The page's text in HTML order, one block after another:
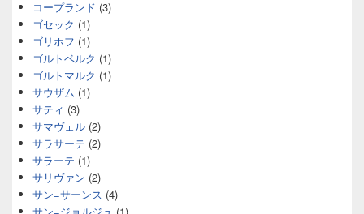
コープランド (3)
ゴセック (1)
ゴリホフ (1)
ゴルトベルク (1)
ゴルトマルク (1)
サウザム (1)
サティ (3)
サマヴェル (2)
サラサーテ (2)
サラーテ (1)
サリヴァン (2)
サン=サーンス (4)